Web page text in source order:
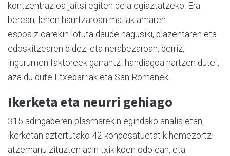
kontzentrazioa jaitsi egiten dela egiaztatzeko. Era
berean, lehen haurtzaroan mailak amaren
esposizioarekin lotuta daude nagusiki, plazentaren eta
edoskitzearen bidez; eta nerabezaroan, berriz,
ingurumen faktoreek garrantzi handiagoa hartzen dute",
azaldu dute Etxebarriak eta San Romanek.
Ikerketa eta neurri gehiago
315 adingaberen plasmarekin egindako analisietan,
ikerketan aztertutako 42 konposatuetatik hemezortzi
atzemanu zituzten adin txikikoen odolean, eta